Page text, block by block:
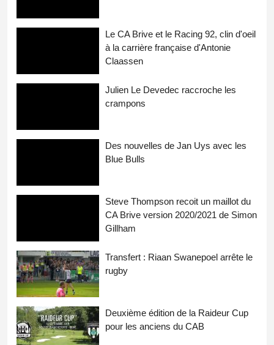
Le CA Brive et le Racing 92, clin d'oeil
à la carrière française d'Antonie
Claassen
Julien Le Devedec raccroche les
crampons
Des nouvelles de Jan Uys avec les
Blue Bulls
Steve Thompson recoit un maillot du
CA Brive version 2020/2021 de Simon
Gillham
Transfert : Riaan Swanepoel arrête le
rugby
Deuxième édition de la Raideur Cup
pour les anciens du CAB